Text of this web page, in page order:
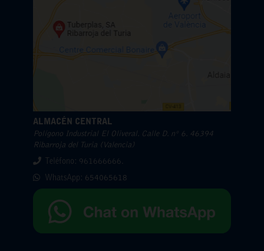
ALMACÉN CENTRAL
Polígono Industrial El Oliveral. Calle D. nº 6. 46394
Ribarroja del Turia (Valencia)
Teléfono: 961666666.
WhatsApp: 654065618